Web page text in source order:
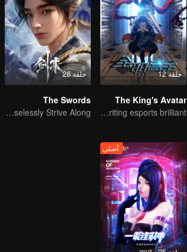
حلقة 12
The King's Avatar
Ten years of blood writing esports brilliant
حلقة 26
The Swords
As the Heaven's Movement Is Ever-Vigorous, So Must a Gentleman Ceaselessly Strive Along
أصلي